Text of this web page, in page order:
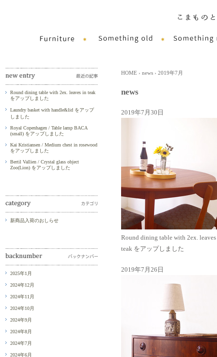
HOME › news › 2019年7月
news
2019年7月30日
Round dining table with 2ex.
teak をアップしました
2019年7月26日
Round dining table with 2ex. leaves in teak
をアップしました
Laundry basket with handle&lid をアップ
しました
Royal Copenhagen / Table lamp BACA
(small) をアップしました
Kai Kristiansen / Medium chest in rosewood
をアップしました
Bertil Vallien / Crystal glass object
Zoo(Lion) をアップしました
新商品入荷のおしらせ
2025年1月
2024年12月
2024年11月
2024年10月
2024年9月
2024年8月
2024年7月
2024年6月